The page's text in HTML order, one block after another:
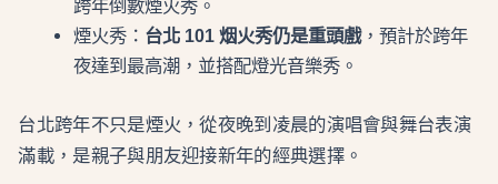
跨年倒數煙火秀。
煙火秀： 台北 101 烟火秀仍是重頭戲，預計於跨年
夜達到最高潮，並搭配燈光音樂秀。
台北跨年不只是煙火，從夜晚到凌晨的演唱會與舞台表演
滿載，是親子與朋友迎接新年的經典選擇。